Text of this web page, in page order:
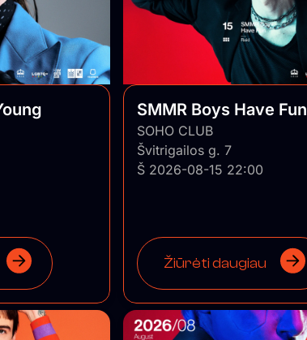
SMMR Boys Have Fun
SOHO CLUB
Švitrigailos g. 7
Š 2026-08-15 22:00
Žiūrėti daugiau